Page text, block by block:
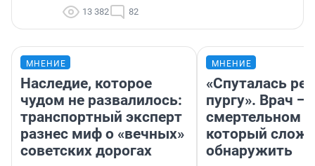
13 382 82
МНЕНИЕ
Наследие, которое
чудом не развалилось:
транспортный эксперт
разнес миф о «вечных»
советских дорогах
МНЕНИЕ
«Спуталась
пургу». Врач —
смертельном
который
обнаружить